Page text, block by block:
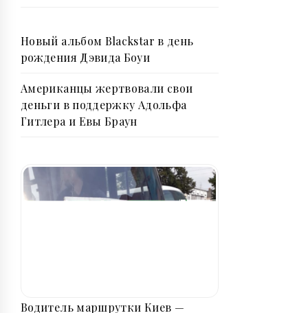
Новый альбом Blackstar в день
рождения Дэвида Боуи
Американцы жертвовали свои
деньги в поддержку Адольфа
Гитлера и Евы Браун
Водитель маршрутки Киев —